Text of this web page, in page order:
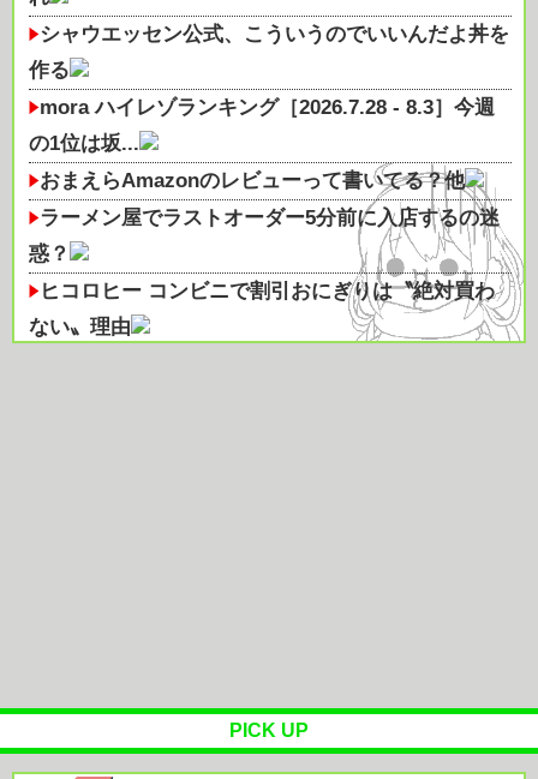
シャウエッセン公式、こういうのでいいんだよ丼を
作る
mora ハイレゾランキング［2026.7.28 - 8.3］今週
の1位は坂...
おまえらAmazonのレビューって書いてる？他
ラーメン屋でラストオーダー5分前に入店するの迷
惑？
ヒコロヒー コンビニで割引おにぎりは〝絶対買わ
ない〟理由
Powered by livedoor 相互RSS
PICK UP